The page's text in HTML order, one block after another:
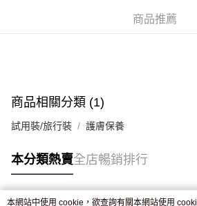
商品推薦
商品相關分類 (1)
試用裝/旅行裝 護膚保養
本分類熱賣全店暢銷排行
本網站中使用 cookie，欲查詢有關本網站使用